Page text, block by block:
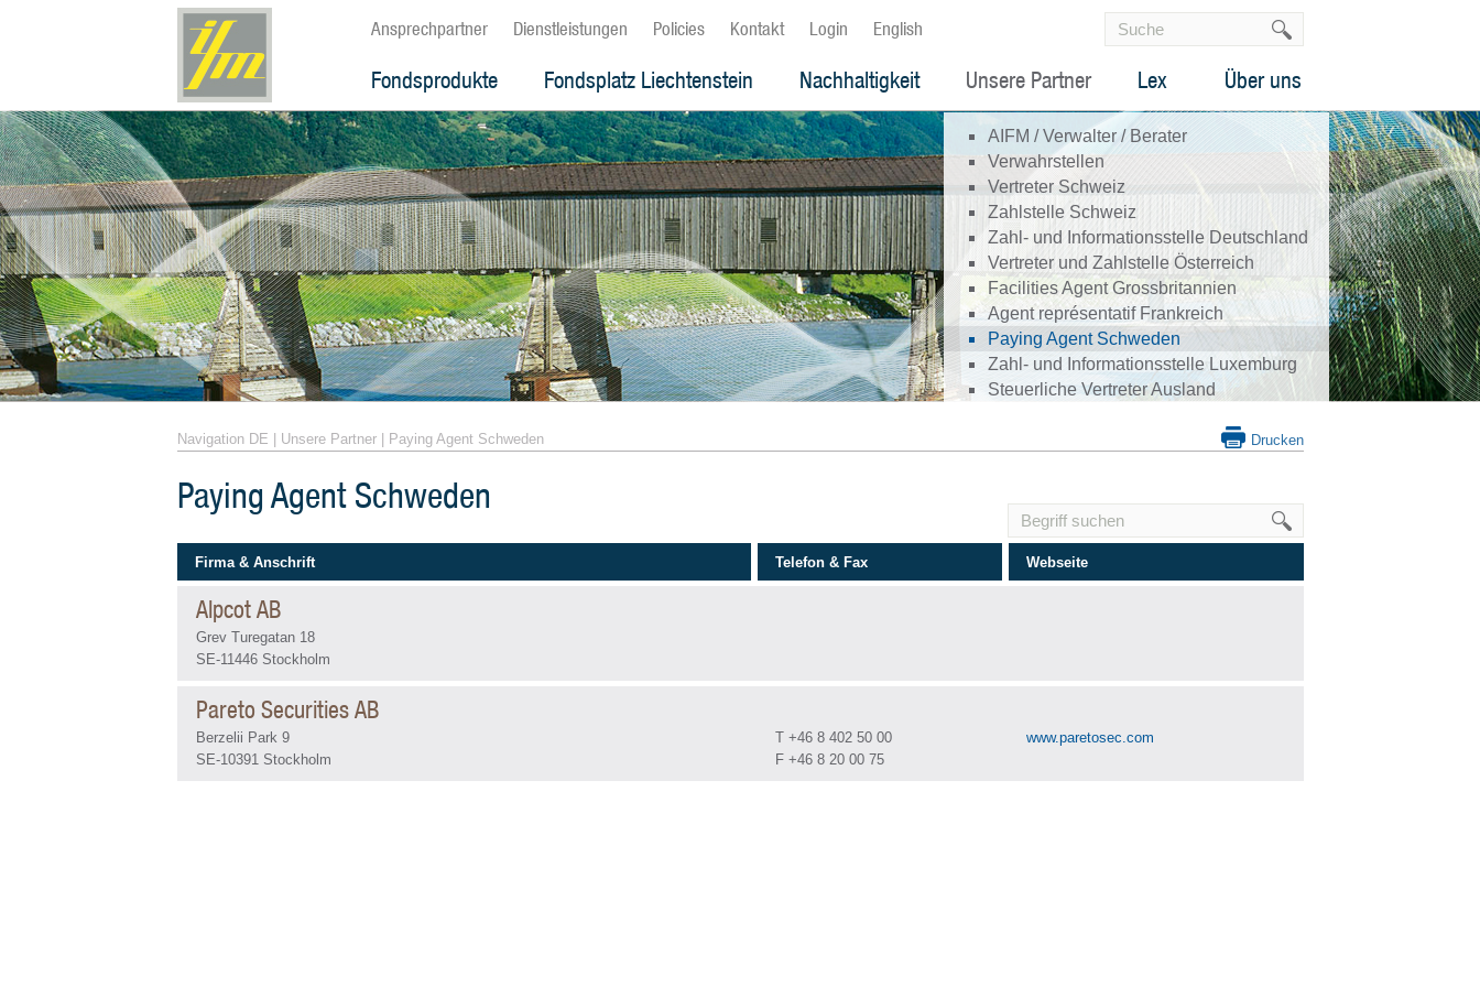
Ansprechpartner Dienstleistungen Policies Kontakt Login English
Fondsprodukte Fondsplatz Liechtenstein Nachhaltigkeit Unsere Partner
AIFM / Verwalter / Berater
Verwahrstellen
Vertreter Schweiz
Zahlstelle Schweiz
Zahl- und Informationsstelle Deutschland
Vertreter und Zahlstelle Österreich
Facilities Agent Grossbritannien
Agent représentatif Frankreich
Paying Agent Schweden
Zahl- und Informationsstelle Luxemburg
Steuerliche Vertreter Ausland
Lex Über uns
Navigation DE Unsere Partner| Paying Agent Schweden Drucken
Paying Agent Schweden
Firma & Anschrift Telefon & Fax Webseite
Alpcot AB
Grev Turegatan 18
SE-11446 Stockholm
Pareto Securities AB
Berzelii Park 9
SE-10391 Stockholm
T +46 8 402 50 00
F +46 8 20 00 75
www.paretosec.com